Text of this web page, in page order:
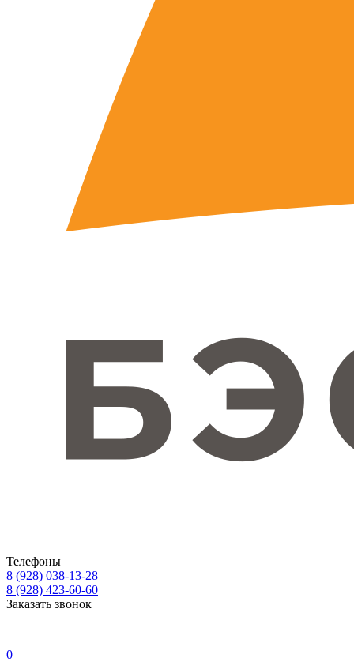
Телефоны
8 (928) 038-13-28
8 (928) 423-60-60
Заказать звонок
0